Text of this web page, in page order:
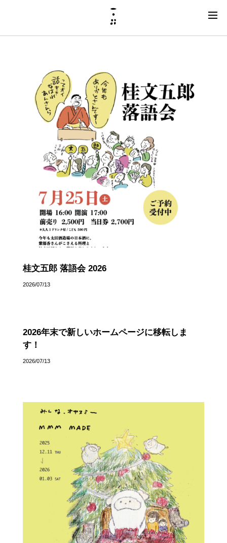
桂文五郎 落語会 2026
2026/07/13
2026年末で新しいホームページに移転しま
す！
2026/07/13